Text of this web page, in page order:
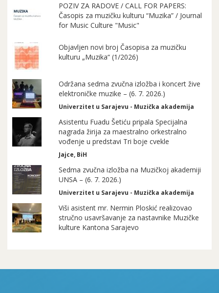
POZIV ZA RADOVE / CALL FOR PAPERS:
Časopis za muzičku kulturu “Muzika” / Journal
for Music Culture "Music"
Objavljen novi broj Časopisa za muzičku
kulturu „Muzika“ (1/2026)
Održana sedma zvučna izložba i koncert žive
elektroničke muzike – (6. 7. 2026.)
Univerzitet u Sarajevu - Muzička akademija
Asistentu Fuadu Šetiću pripala Specijalna
nagrada žirija za maestralno orkestralno
vođenje u predstavi Tri boje cvekle
Jajce, BiH
Sedma zvučna izložba na Muzičkoj akademiji
UNSA – (6. 7. 2026.)
Univerzitet u Sarajevu - Muzička akademija
Viši asistent mr. Nermin Ploskić realizovao
stručno usavršavanje za nastavnike Muzičke
kulture Kantona Sarajevo